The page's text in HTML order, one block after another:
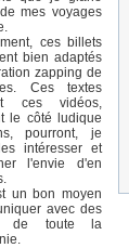
mes voyages
ces billets
bien adaptés
zapping de
Ces textes
ces vidéos,
le côté ludique
pourront, je
intéresser et
l'envie d'en
un bon moyen
avec des
de toute la